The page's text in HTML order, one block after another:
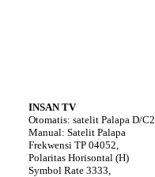
INSAN TV
Otomatis: satelit Palapa D/C2.
Manual: Satelit Palapa
Frekwensi TP 04052,
Polaritas Horisontal (H)
Symbol Rate 3333,